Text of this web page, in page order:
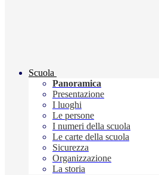
Scuola
Panoramica
Presentazione
I luoghi
Le persone
I numeri della scuola
Le carte della scuola
Sicurezza
Organizzazione
La storia